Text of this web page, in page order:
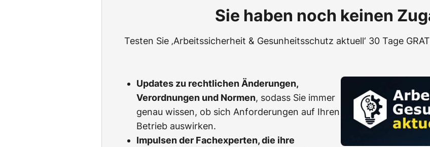
Sie haben noch keinen
Testen Sie ‚Arbeitssicherheit & Gesunheitsschutz aktuell‘ 30 Tage
Updates zu rechtlichen Änderungen,
Verordnungen und Normen, sodass Sie immer
genau wissen, ob sich Anforderungen auf Ihren
Betrieb auswirken.
Impulsen der Fachexperten, die ihre